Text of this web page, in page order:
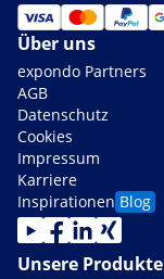
Über uns
expondo Partners
AGB
Datenschutz
Cookies
Impressum
Karriere
Inspirationen Blog
Unsere Produkte